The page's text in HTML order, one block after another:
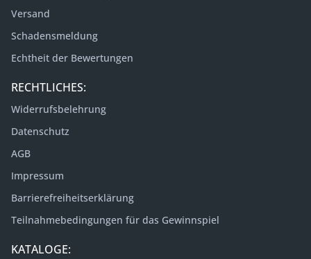
Versand
Schadensmeldung
Echtheit der Bewertungen
RECHTLICHES:
Widerrufsbelehrung
Datenschutz
AGB
Impressum
Barrierefreiheitserklärung
Teilnahmebedingungen für das Gewinnspiel
KATALOGE: